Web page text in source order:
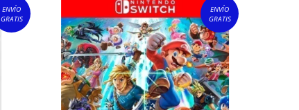
ENVÍO
GRATIS
ENVÍO
GRATIS